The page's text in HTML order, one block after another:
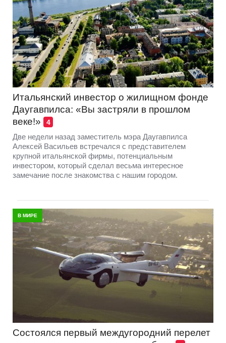
Итальянский инвестор о жилищном фонде
Даугавпилса: «Вы застряли в прошлом
веке!»
4
Две недели назад заместитель мэра Даугавпилса
Алексей Васильев встречался с представителем
крупной итальянской фирмы, потенциальным
инвестором, который сделал весьма интересное
замечание после знакомства с нашим городом.
В МИРЕ
Состоялся первый междугородний перелет